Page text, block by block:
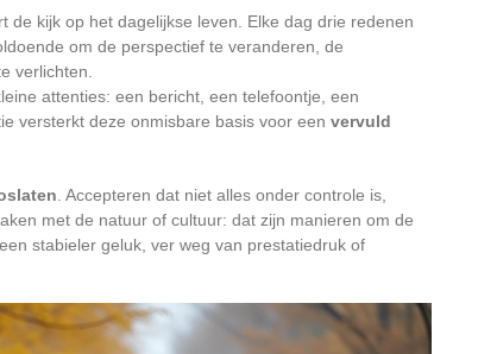
de kijk op het dagelijkse leven. Elke dag drie redenen
om de perspectief te veranderen, de
verlichten.
attenties: een bericht, een telefoontje, een
versterkt deze onmisbare basis voor een vervuld
. Accepteren dat niet alles onder controle is,
met de natuur of cultuur: dat zijn manieren om de
stabieler geluk, ver weg van prestatiedruk of